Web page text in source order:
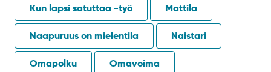
Kun lapsi satuttaa -työ Mattila
Naapuruus on mielentila Naistari
Omapolku Omavoima